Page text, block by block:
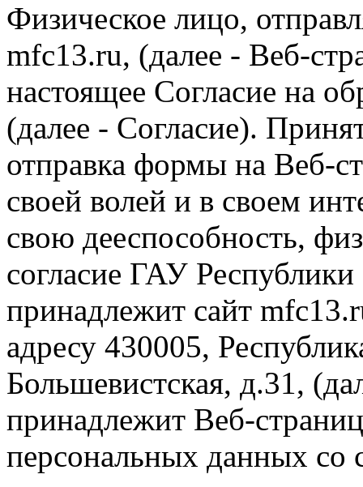
Физическое лицо,
mfc13.ru, (далее - Веб-
настоящее Согласие на
(далее - Согласие).
отправка формы на Веб-
своей волей и в своем
свою дееспособность,
согласие ГАУ
принадлежит сайт
адресу 430005,
Большевистская, д.31,
принадлежит Веб-
персональных данных